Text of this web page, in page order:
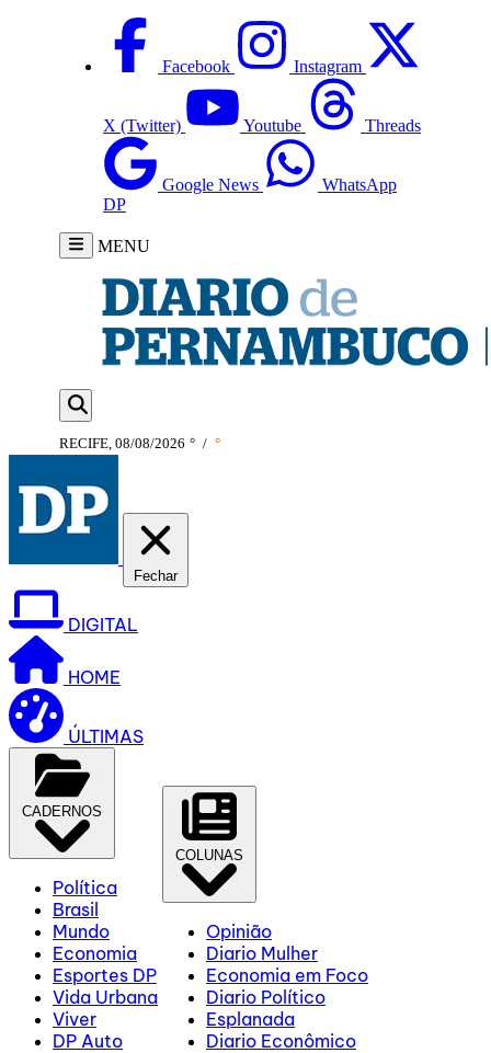
Facebook Instagram
X (Twitter) Youtube Threads
Google News
WhatsApp
DP
MENU
RECIFE, 08/08/2026 ° / °
Fechar
DIGITAL
HOME
ÚLTIMAS
CADERNOS
Política
Brasil
Mundo
Economia
Esportes DP
Vida Urbana
Viver
DP Auto
COLUNAS
Opinião
Diario Mulher
Economia em Foco
Diario Político
Esplanada
Diario Econômico